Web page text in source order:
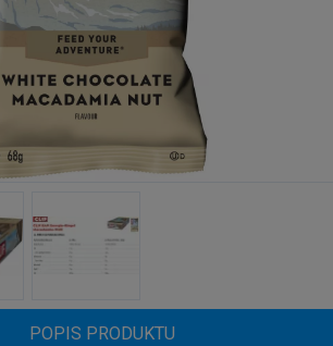
POPIS PRODUKTU